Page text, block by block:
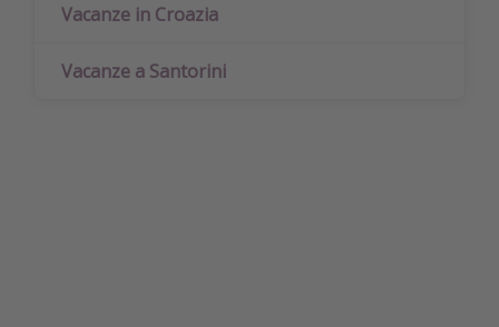
Vacanze in Croazia
Vacanze a Santorini